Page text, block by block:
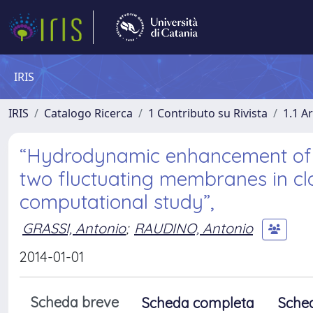
IRIS
IRIS Catalogo Ricerca 1 Contributo su Rivista 1.1
“Hydrodynamic enhancement
two fluctuating membranes in
computational study”,
GRASSI, Antonio; RAUDINO, Antonio
2014-01-01
Scheda breve Scheda completa